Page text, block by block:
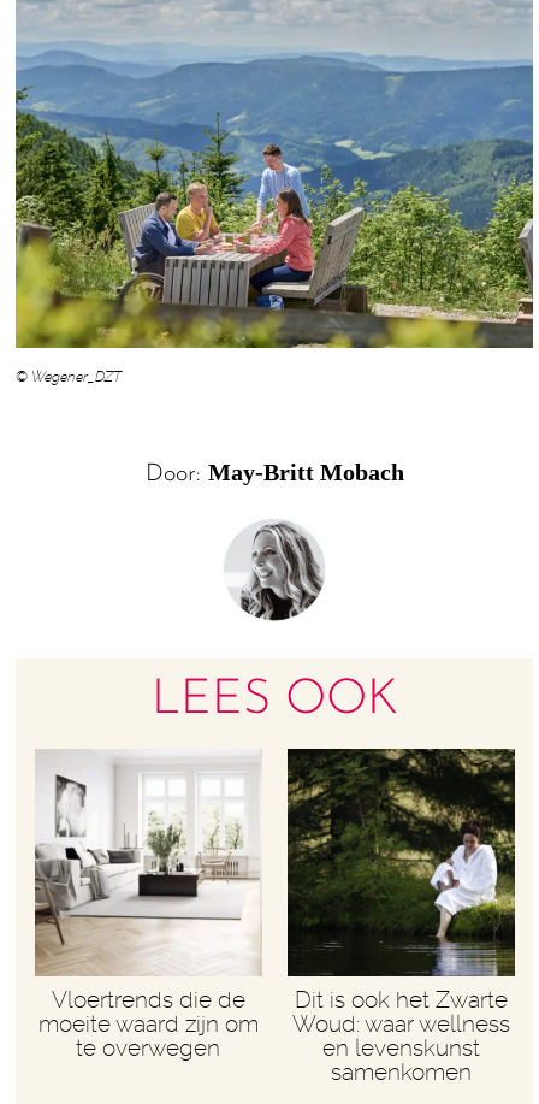
© Wegener_DZT
Door: May-Britt Mobach
LEES OOK
Vloertrends die de
moeite waard zijn om
te overwegen
Dit is ook het Zwarte
Woud: waar wellness
en levenskunst
samenkomen